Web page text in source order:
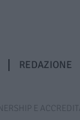
REDAZIONE
E